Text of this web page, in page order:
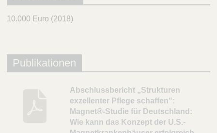
10.000 Euro (2018)
Publikationen
B
e
s
c
Abschlussbericht „Strukturen
exzellenter Pflege schaffen“:
Magnet®-Studie für Deutschland:
Wie kann das Konzept der U.S.-